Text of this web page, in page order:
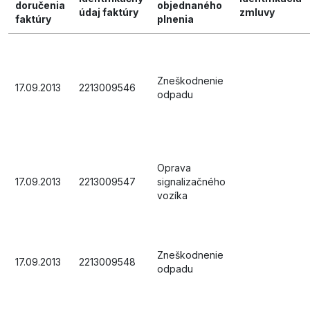
doručenia
faktúry
údaj faktúry
objednaného
plnenia
zmluvy
17.09.2013 2213009546
Zneškodnenie
odpadu
17.09.2013 2213009547
Oprava
signalizačného
vozíka
17.09.2013 2213009548
Zneškodnenie
odpadu